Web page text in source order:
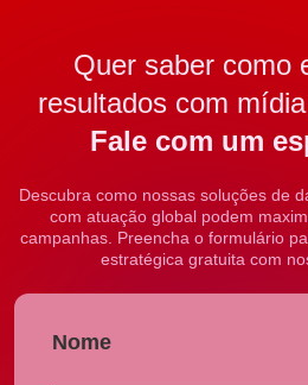
Quer saber como
resultados com
Fale com um
Descubra como nossas soluções de
com atuação global podem
campanhas. Preencha o formulário
estratégica gratuita com
Nome